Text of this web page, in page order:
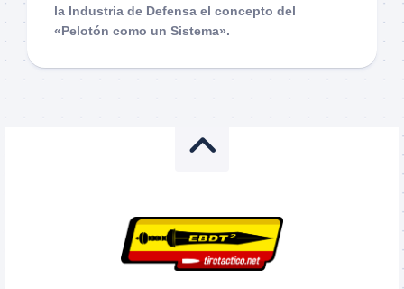
la Industria de Defensa el concepto del
«Pelotón como un Sistema».